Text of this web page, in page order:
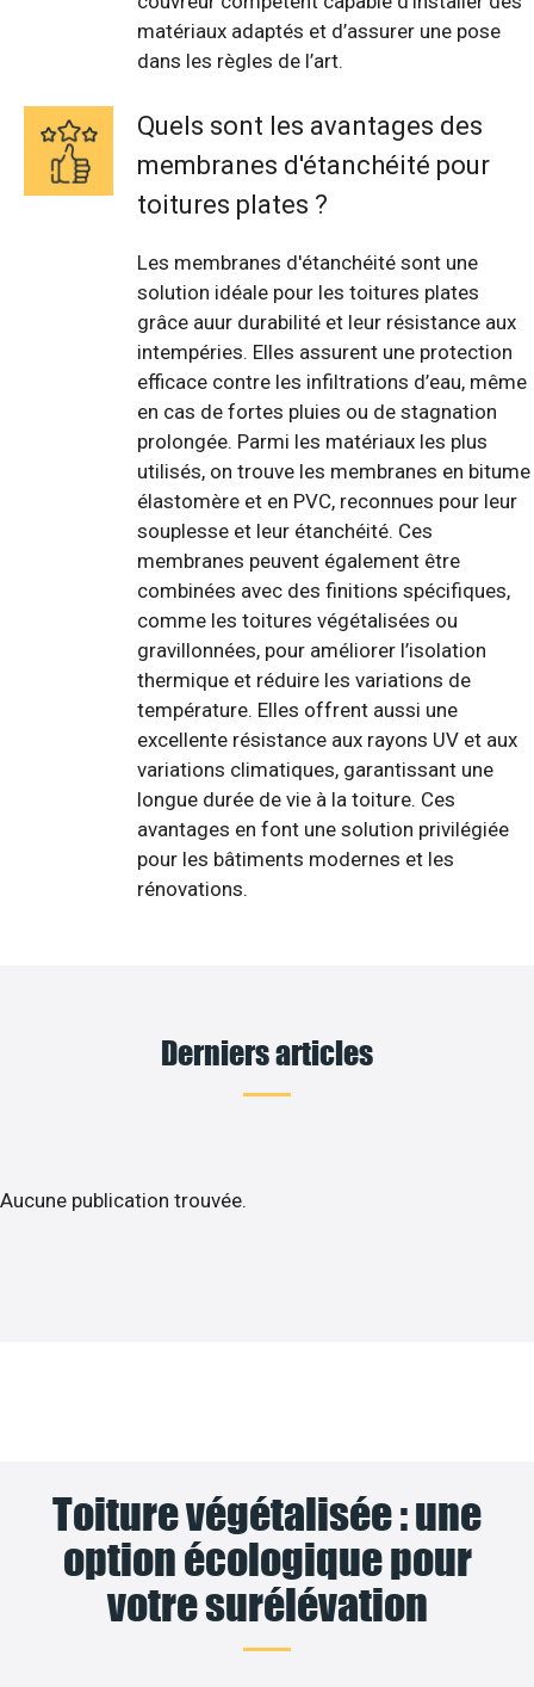
matériaux adaptés et d’assurer une pose
dans les règles de l’art.
Quels sont les avantages des
membranes d'étanchéité pour
toitures plates ?
Les membranes d'étanchéité sont une
solution idéale pour les toitures plates
grâce auur durabilité et leur résistance aux
intempéries. Elles assurent une protection
efficace contre les infiltrations d’eau, même
en cas de fortes pluies ou de stagnation
prolongée. Parmi les matériaux les plus
utilisés, on trouve les membranes en bitume
élastomère et en PVC, reconnues pour leur
souplesse et leur étanchéité. Ces
membranes peuvent également être
combinées avec des finitions spécifiques,
comme les toitures végétalisées ou
gravillonnées, pour améliorer l’isolation
thermique et réduire les variations de
température. Elles offrent aussi une
excellente résistance aux rayons UV et aux
variations climatiques, garantissant une
longue durée de vie à la toiture. Ces
avantages en font une solution privilégiée
pour les bâtiments modernes et les
rénovations.
Derniers articles
Aucune publication trouvée.
Toiture végétalisée : une
option écologique pour
votre surélévation